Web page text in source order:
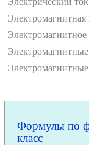
Электромагнитное
Формулы по
класс